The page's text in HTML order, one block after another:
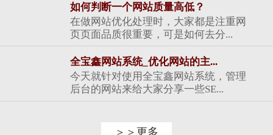
如何判断一个网站质量高低？
在做网站优化处理时，大家都是注重网
页页面品质很重要，可是如何去分...
全宝鑫网站系统_优化网站的主...
今天就针对使用全宝鑫网站系统，管理
后台的网站来给大家分享一些SE...
＞＞更多